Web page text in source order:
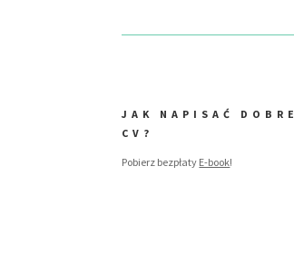
JAK NAPISAĆ DOBRE
CV?
Pobierz bezpłaty E-book!